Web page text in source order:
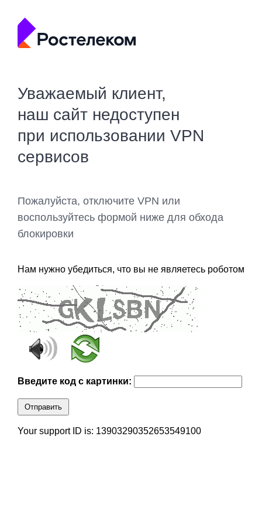
Уважаемый клиент,
наш сайт недоступен
при использовании VPN
сервисов
Пожалуйста, отключите VPN или
воспользуйтесь формой ниже для обхода
блокировки
Нам нужно убедиться, что вы не являетесь роботом
Введите код с картинки:
Отправить
Your support ID is: 13903290352653549100